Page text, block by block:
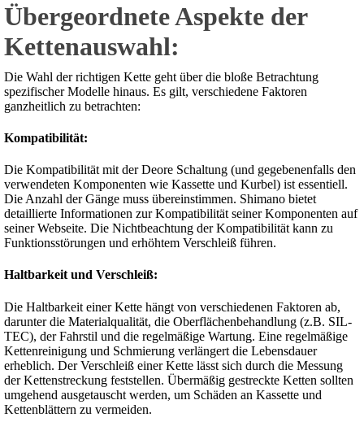
Übergeordnete Aspekte der
Kettenauswahl:
Die Wahl der richtigen Kette geht über die bloße Betrachtung
spezifischer Modelle hinaus. Es gilt, verschiedene Faktoren
ganzheitlich zu betrachten:
Kompatibilität:
Die Kompatibilität mit der Deore Schaltung (und gegebenenfalls den
verwendeten Komponenten wie Kassette und Kurbel) ist essentiell.
Die Anzahl der Gänge muss übereinstimmen. Shimano bietet
detaillierte Informationen zur Kompatibilität seiner Komponenten auf
seiner Webseite. Die Nichtbeachtung der Kompatibilität kann zu
Funktionsstörungen und erhöhtem Verschleiß führen.
Haltbarkeit und Verschleiß:
Die Haltbarkeit einer Kette hängt von verschiedenen Faktoren ab,
darunter die Materialqualität, die Oberflächenbehandlung (z.B. SIL-
TEC), der Fahrstil und die regelmäßige Wartung. Eine regelmäßige
Kettenreinigung und Schmierung verlängert die Lebensdauer
erheblich. Der Verschleiß einer Kette lässt sich durch die Messung
der Kettenstreckung feststellen. Übermäßig gestreckte Ketten sollten
umgehend ausgetauscht werden, um Schäden an Kassette und
Kettenblättern zu vermeiden.